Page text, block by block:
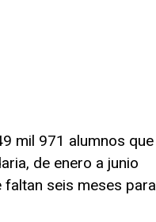
mil 971 alumnos que
de enero a junio
faltan seis meses para